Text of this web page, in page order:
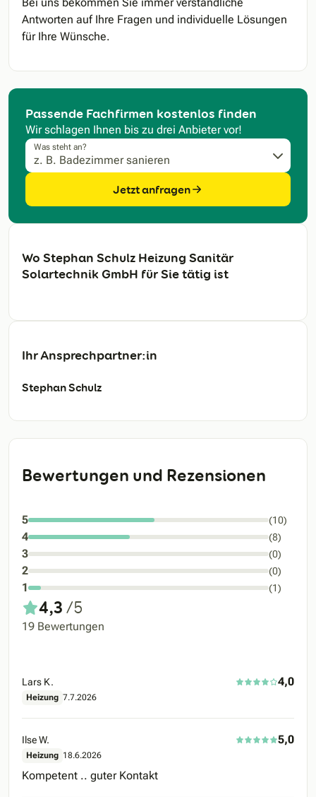
Bei uns bekommen Sie immer verständliche
Antworten auf Ihre Fragen und individuelle Lösungen
für Ihre Wünsche.
Bewertungen und Rezensionen
5 (10)
4 (8)
3 (0)
2 (0)
1 (1)
4,3 /5
19 Bewertungen
Lars K. 4,0
Heizung 7.7.2026
Ilse W. 5,0
Heizung 18.6.2026
Kompetent .. guter Kontakt
Passende Fachfirmen kostenlos finden
Wir schlagen Ihnen bis zu drei Anbieter vor!
Was steht an?
Jetzt anfragen
Wo Stephan Schulz Heizung Sanitär
Solartechnik GmbH für Sie tätig ist
Ihr Ansprechpartner:in
Stephan Schulz